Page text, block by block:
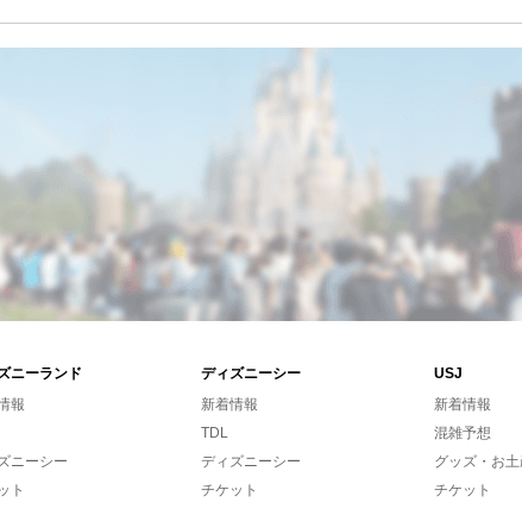
ニーランド ディズニーシー
USJ
報
ニーシー
ト
新着情報
TDL
ディズニーシー
チケット
新着情報
混雑予想
グッズ・お
チケット